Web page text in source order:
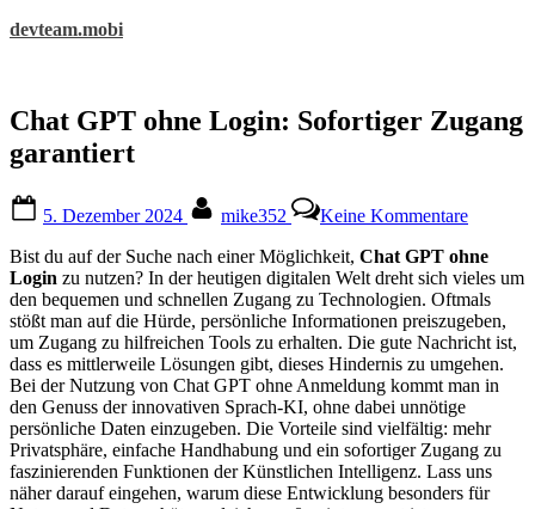
Skip
devteam.mobi
Chat GPT ohne Login: Sofortiger Zugang
garantiert
on
5. Dezember 2024 mike352 Keine KommentareChat
ohne
Login:
Zugang
Bist du auf der Suche nach einer Möglichkeit, Chat GPT ohne
Login zu nutzen? In der heutigen digitalen Welt dreht sich vieles um
den bequemen und schnellen Zugang zu Technologien. Oftmals
stößt man auf die Hürde, persönliche Informationen preiszugeben,
um Zugang zu hilfreichen Tools zu erhalten. Die gute Nachricht ist,
dass es mittlerweile Lösungen gibt, dieses Hindernis zu umgehen.
Bei der Nutzung von Chat GPT ohne Anmeldung kommt man in
den Genuss der innovativen Sprach-KI, ohne dabei unnötige
persönliche Daten einzugeben. Die Vorteile sind vielfältig: mehr
Privatsphäre, einfache Handhabung und ein sofortiger Zugang zu
faszinierenden Funktionen der Künstlichen Intelligenz. Lass uns
näher darauf eingehen, warum diese Entwicklung besonders für